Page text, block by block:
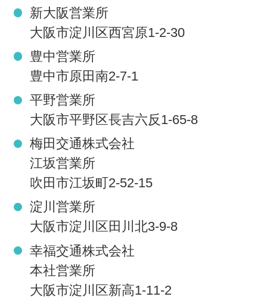
新大阪営業所
大阪市淀川区西宮原1-2-30
豊中営業所
豊中市原田南2-7-1
平野営業所
大阪市平野区長吉六反1-65-8
梅田交通株式会社
江坂営業所
吹田市江坂町2-52-15
淀川営業所
大阪市淀川区田川北3-9-8
幸福交通株式会社
本社営業所
大阪市淀川区新高1-11-2